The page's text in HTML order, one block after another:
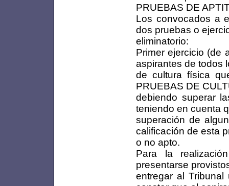
PRUEBAS DE
Los convocados a
dos pruebas o
eliminatorio:
Primer ejercicio (de
aspirantes de todos
de cultura física
PRUEBAS DE
debiendo superar
teniendo en cuenta
superación de
calificación de esta
o no apto.
Para la
presentarse
entregar al